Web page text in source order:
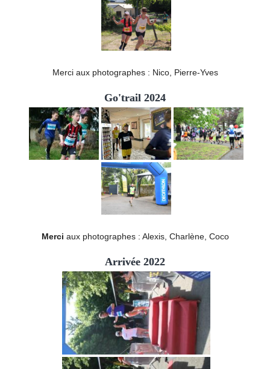
Merci aux photographes : Nico, Pierre-Yves
Go'trail 2024
Merci aux photographes : Alexis, Charlène, Coco
Arrivée 2022